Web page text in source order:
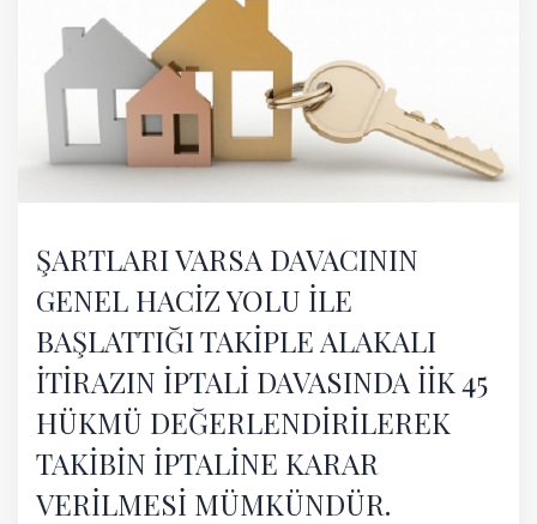
ŞARTLARI VARSA DAVACININ
GENEL HACİZ YOLU İLE
BAŞLATTIĞI TAKİPLE ALAKALI
İTİRAZIN İPTALİ DAVASINDA İİK 45
HÜKMÜ DEĞERLENDİRİLEREK
TAKİBİN İPTALİNE KARAR
VERİLMESİ MÜMKÜNDÜR.